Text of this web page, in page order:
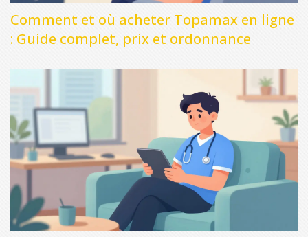
Comment et où acheter Topamax en ligne
: Guide complet, prix et ordonnance